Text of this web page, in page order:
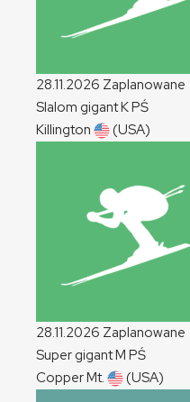
28.11.2026 Zaplanowane
Slalom gigantKPŚ
Killington
(USA)
28.11.2026 Zaplanowane
Super gigantM PŚ
Copper Mt.
(USA)